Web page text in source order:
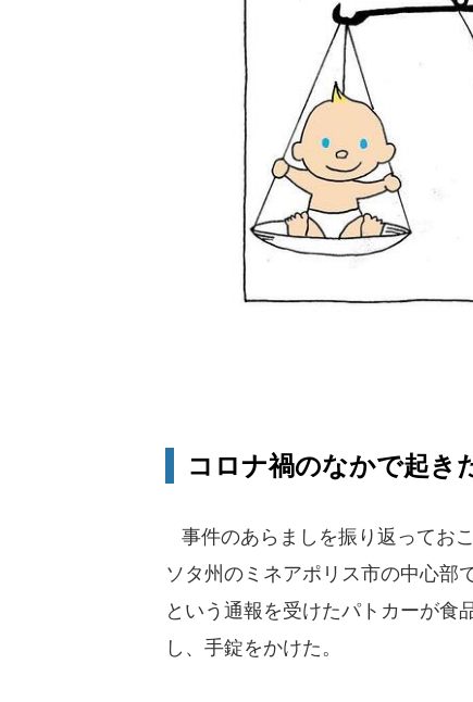
（マン
コロナ禍のなかで起き
事件のあらましを振り返ってお
ソタ州のミネアポリス市の中心部
という通報を受けたパトカーが食
し、手錠をかけた。